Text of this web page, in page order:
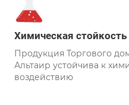
Химическая стойкость
Продукция Торгового
Альтаир устойчива к
воздействию